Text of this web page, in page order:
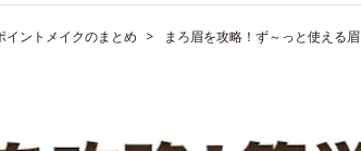
イントメイクのまとめ まろ眉を攻略！ず～っと使える